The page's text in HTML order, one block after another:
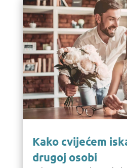
Kako cvijećem
drugoj osobi